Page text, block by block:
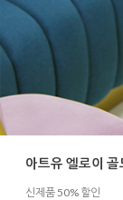
아트유 엘로이
신제품 50% 할인